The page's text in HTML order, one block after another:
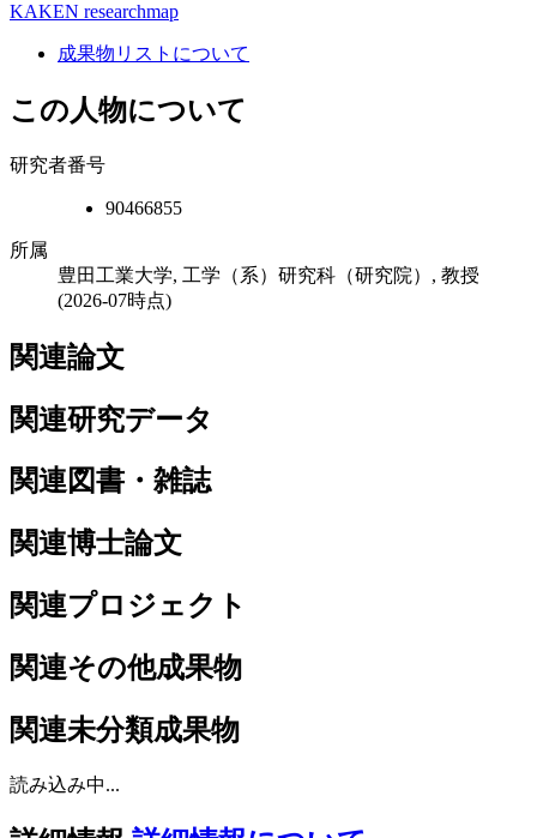
KAKEN researchmap
成果物リストについて
この人物について
研究者番号
90466855
所属
豊田工業大学, 工学（系）研究科（研究院）, 教授
(2026-07時点)
関連論文
関連研究データ
関連図書・雑誌
関連博士論文
関連プロジェクト
関連その他成果物
関連未分類成果物
読み込み中...